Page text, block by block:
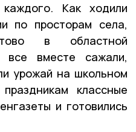
каждого. Как ходили
по просторам села,
в областной
все вместе сажали,
урожай на школьном
классные
и готовились